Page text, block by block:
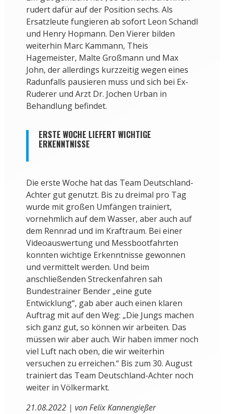
rudert dafür auf der Position sechs. Als
Ersatzleute fungieren ab sofort Leon Schandl
und Henry Hopmann. Den Vierer bilden
weiterhin Marc Kammann, Theis
Hagemeister, Malte Großmann und Max
John, der allerdings kurzzeitig wegen eines
Radunfalls pausieren muss und sich bei Ex-
Ruderer und Arzt Dr. Jochen Urban in
Behandlung befindet.
ERSTE WOCHE LIEFERT WICHTIGE
ERKENNTNISSE
Die erste Woche hat das Team Deutschland-
Achter gut genutzt. Bis zu dreimal pro Tag
wurde mit großen Umfängen trainiert,
vornehmlich auf dem Wasser, aber auch auf
dem Rennrad und im Kraftraum. Bei einer
Videoauswertung und Messbootfahrten
konnten wichtige Erkenntnisse gewonnen
und vermittelt werden. Und beim
anschließenden Streckenfahren sah
Bundestrainer Bender „eine gute
Entwicklung“, gab aber auch einen klaren
Auftrag mit auf den Weg: „Die Jungs machen
sich ganz gut, so können wir arbeiten. Das
müssen wir aber auch. Wir haben immer noch
viel Luft nach oben, die wir weiterhin
versuchen zu erreichen.“ Bis zum 30. August
trainiert das Team Deutschland-Achter noch
weiter in Völkermarkt.
21.08.2022 | von Felix Kannengießer